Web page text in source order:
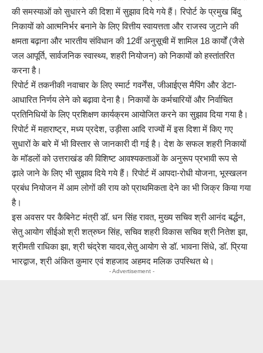
की समस्याओं को सुधारने की दिशा में सुझाव दिये गये हैं। रिपोर्ट के प्रमुख बिंदु
निकायों को आत्मनिर्भर बनाने के लिए वित्तीय स्वायत्तता और राजस्व जुटाने की
क्षमता बढ़ाना और भारतीय संविधान की 12वीं अनुसूची में शामिल 18 कार्यों (जैसे
जल आपूर्ति, सार्वजनिक स्वास्थ्य, शहरी नियोजन) को निकायों को हस्तांतरित
करना है।
रिपोर्ट में तकनीकी नवाचार के लिए स्मार्ट गवर्नेंस, जीआईएस मैपिंग और डेटा-
आधारित निर्णय लेने को बढ़ावा देना है। निकायों के कर्मचारियों और निर्वाचित
प्रतिनिधियों के लिए प्रशिक्षण कार्यक्रम आयोजित करने का सुझाव दिया गया है।
रिपोर्ट में महाराष्ट्र, मध्य प्रदेश, उड़ीसा आदि राज्यों में इस दिशा में किए गए
सुधारों के बारे में भी विस्तार से जानकारी दी गई है। देश के सफल शहरी निकायों
के मॉडलों को उत्तराखंड की विशिष्ट आवश्यकताओं के अनुरूप प्रभावी रूप से
ढ़ाले जाने के लिए भी सुझाव दिये गये हैं। रिपोर्ट में आपदा-रोधी योजना, भूस्खलन
प्रबंध नियोजन में आम लोगों की राय को प्राथमिकता देने का भी जिक्र किया गया
है।
इस अवसर पर कैबिनेट मंत्री डॉ. धन सिंह रावत, मुख्य सचिव श्री आनंद बर्द्धन,
सेतु आयोग सीईओ श्री शत्रुघ्न सिंह, सचिव शहरी विकास सचिव श्री नितेश झा,
श्रीमती राधिका झा, श्री चंद्रेश यादव,सेतु आयोग से डॉ. भावना सिंधे, डॉ. प्रिया
भारद्वाज, श्री अंकित कुमार एवं शहजाद अहमद मलिक उपस्थित थे।
- Advertisement -